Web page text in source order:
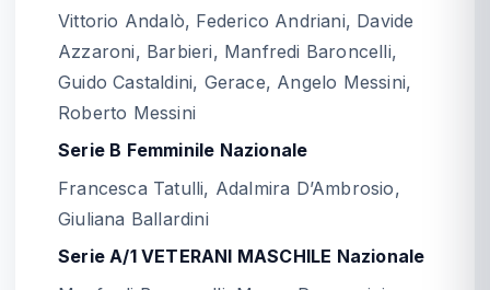
Vittorio Andalò, Federico Andriani, Davide
Azzaroni, Barbieri, Manfredi Baroncelli,
Guido Castaldini, Gerace, Angelo Messini,
Roberto Messini
Serie B Femminile Nazionale
Francesca Tatulli, Adalmira D’Ambrosio,
Giuliana Ballardini
Serie A/1 VETERANI MASCHILE Nazionale